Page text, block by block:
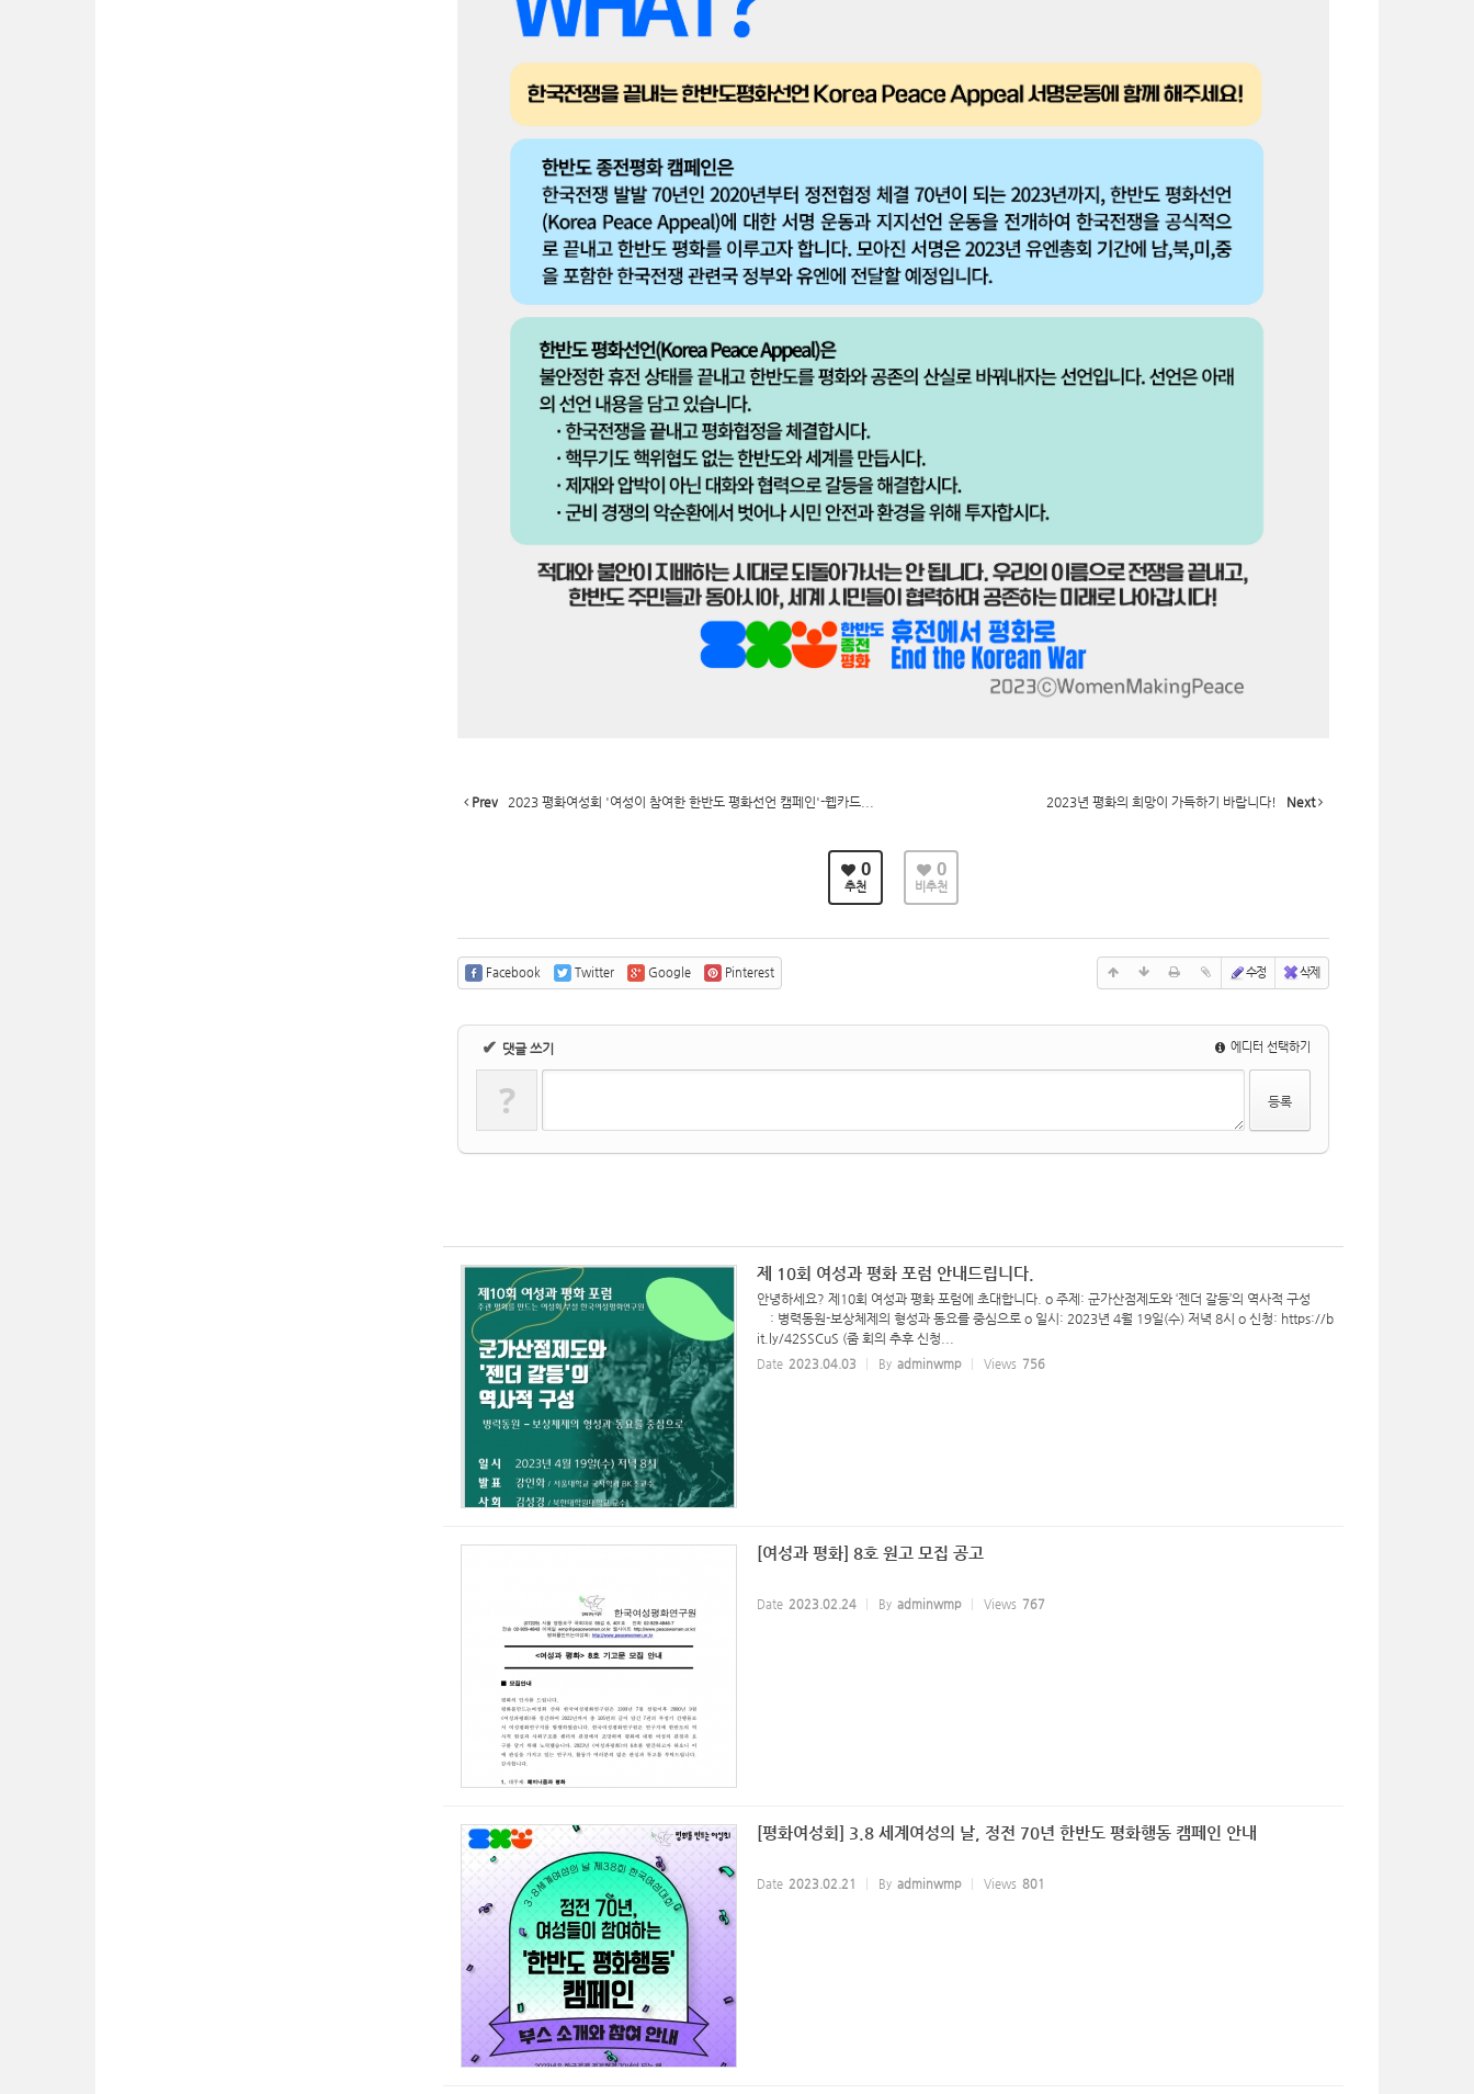
Prev 2023 평화여성회 '여성이 참여한 한반도 평화선언 캠페인'-웹카드... 2023년 평화의 희망이 가득하기 바랍니다! Next
0
추천
0
비추천
Facebook Twitter Google Pinterest 수정 삭제
✔ 댓글 쓰기 에디터 선택하기
?
제 10회 여성과 평화 포럼 안내드립니다.
안녕하세요? 제10회 여성과 평화 포럼에 초대합니다. o 주제: 군가산점제도와 ‘젠더 갈등’의 역사적 구성
: 병력동원-보상체제의 형성과 동요를 중심으로 o 일시: 2023년 4월 19일(수) 저녁 8시 o 신청: https://b
it.ly/42SSCuS (줌 회의 추후 신청...
Date 2023.04.03 By adminwmp Views 756
[여성과 평화] 8호 원고 모집 공고
Date 2023.02.24 By adminwmp Views 767
[평화여성회] 3.8 세계여성의 날, 정전 70년 한반도 평화행동 캠페인 안내
Date 2023.02.21 By adminwmp Views 801